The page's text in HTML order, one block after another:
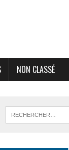
NON CLASSÉ